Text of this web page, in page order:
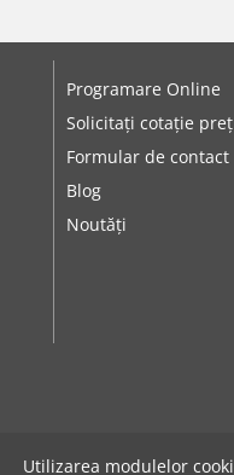
Programare Online
Solicitați cotație preț
Formular de contact
Blog
Noutăți
Utilizarea modulelor